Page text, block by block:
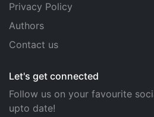
Privacy Policy
Authors
Contact us
Let's get connected
Follow us on your favourite
upto date!